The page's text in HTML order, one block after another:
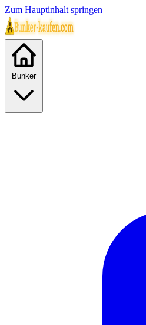
Zum Hauptinhalt springen
Bunker